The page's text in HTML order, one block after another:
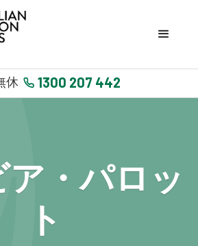
休 1300 207 442
・パロッ
ト